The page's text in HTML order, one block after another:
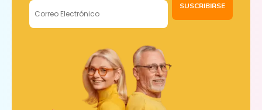
SUSCRIBIRSE